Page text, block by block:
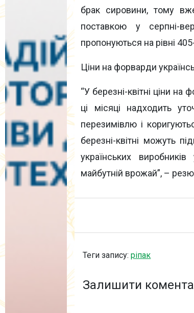
брак сировини, тому
поставкою у серпні-
пропонуються на рівні
Ціни на форварди
“У березні-квітні ціни на
ці місяці надходить
перезимівлю і
березні-квітні можуть
українських
майбутній врожай”, –
Теги запису:ріпак
Залишити